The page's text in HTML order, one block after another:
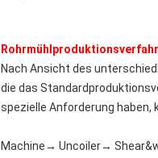
Nach Ansicht des
die das
spezielle Anforderung haben,
Machine→ Uncoiler→